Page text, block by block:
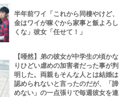
半年前ワイ「これから同棲やけど、
金はワイが稼ぐから家事と飯よろし
くな」彼女「任せて！」
【唖然】弟の彼女が中学生の頃かな
りひどい虐めの加害者だった事が判
明した。両親もそんな人とは結婚は
認められないと言ったのだが、「諦
めない」の一点張りで毎週彼女を連